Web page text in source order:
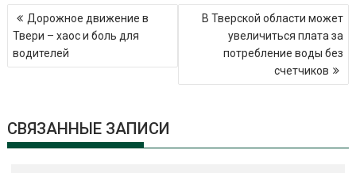
Навигация
по
записям
Дорожное движение в
Твери – хаос и боль для
водителей
В Тверской области может
увеличиться плата за
потребление воды без
счетчиков
СВЯЗАННЫЕ ЗАПИСИ